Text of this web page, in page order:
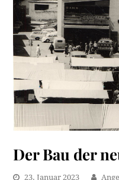
Der Bau der
23. Januar 2023